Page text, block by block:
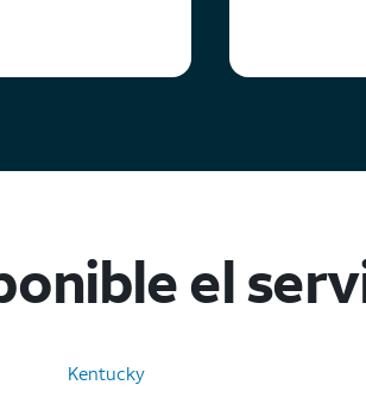
el
Kentucky